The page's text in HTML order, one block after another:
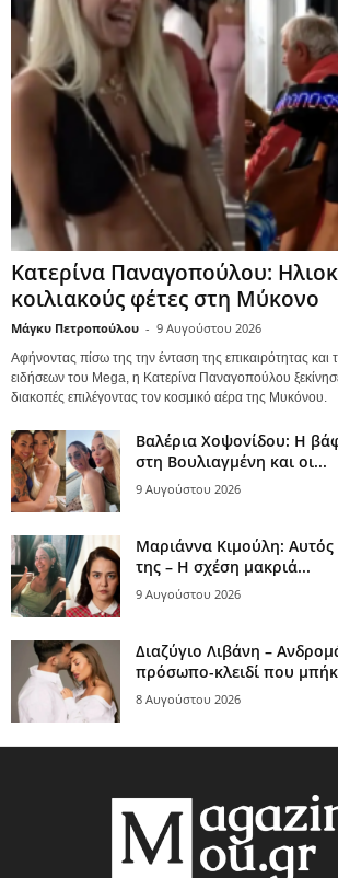
Κατερίνα Παναγοπούλου:
κοιλιακούς φέτες στη Μύκονο
Μάγκυ Πετροπούλου - 9 Αυγούστου 2026
Αφήνοντας πίσω της την ένταση της επικαιρότητας και
ειδήσεων του Mega, η Κατερίνα Παναγοπούλου ξεκίνησε
διακοπές επιλέγοντας τον κοσμικό αέρα της Μυκόνου.
Βαλέρια Χοψονίδου: Η
στη Βουλιαγμένη και οι...
9 Αυγούστου 2026
Μαριάννα Κιμούλη: Αυτός
της – Η σχέση μακριά...
9 Αυγούστου 2026
Διαζύγιο Λιβάνη –
πρόσωπο-κλειδί που
8 Αυγούστου 2026